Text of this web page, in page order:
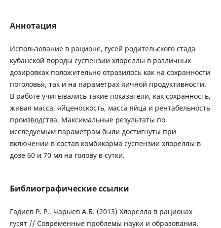
Аннотация
Использование в рационе, гусей родительского стада
кубанской породы суспензии хлореллы в различных
дозировках положительно отразилось как на сохранности
поголовья, так и на параметрах яичной продуктивности.
В работе учитывались такие показатели, как сохранность,
живая масса, яйценоскость, масса яйца и рентабельность
производства. Максимальные результаты по
исследуемым параметрам были достигнуты при
включении в состав комбикорма суспензии хлореллы в
дозе 60 и 70 мл на голову в сутки.
Библиографические ссылки
Гадиев Р. Р., Чарыев А.Б. (2013) Хлорелла в рационах
гусят // Современные проблемы науки и образования.